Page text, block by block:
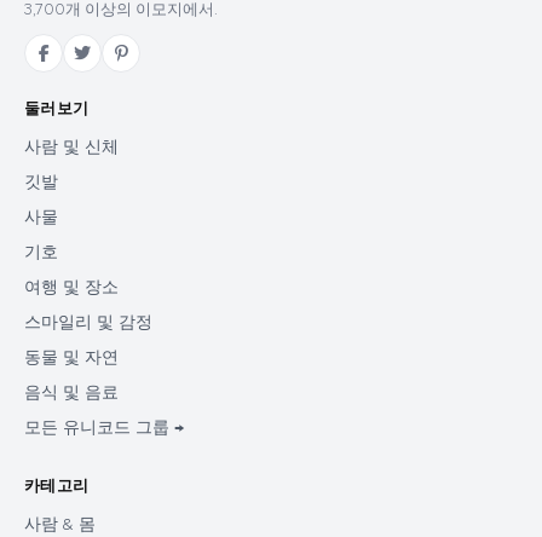
3,700개 이상의 이모지에서.
둘러보기
사람 및 신체
깃발
사물
기호
여행 및 장소
스마일리 및 감정
동물 및 자연
음식 및 음료
모든 유니코드 그룹 →
카테고리
사람 & 몸